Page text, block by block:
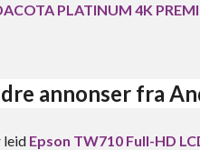
PLATINUM 4K
annonser fra
leid Epson TW710 Full-HD